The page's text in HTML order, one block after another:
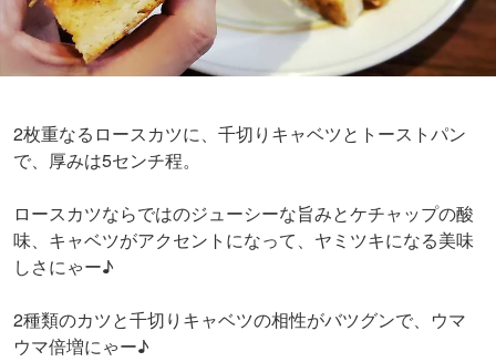
2枚重なるロースカツに、千切りキャベツとトーストパン
で、厚みは5センチ程。
ロースカツならではのジューシーな旨みとケチャップの酸
味、キャベツがアクセントになって、ヤミツキになる美味
しさにゃー♪
2種類のカツと千切りキャベツの相性がバツグンで、ウマ
ウマ倍増にゃー♪